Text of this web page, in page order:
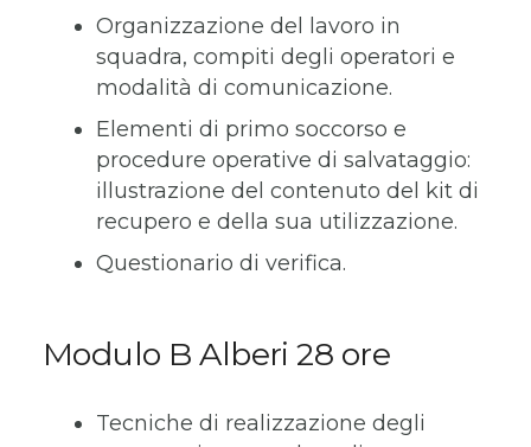
Organizzazione del lavoro in
squadra, compiti degli operatori e
modalità di comunicazione.
Elementi di primo soccorso e
procedure operative di salvataggio:
illustrazione del contenuto del kit di
recupero e della sua utilizzazione.
Questionario di verifica.
Modulo B Alberi 28 ore
Tecniche di realizzazione degli